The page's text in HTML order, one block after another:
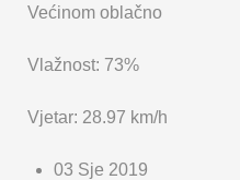
Većinom oblačno
Vlažnost: 73%
Vjetar: 28.97 km/h
03 Sje 2019